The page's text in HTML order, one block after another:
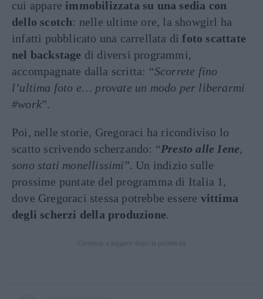
cui appare immobilizzata su una sedia con
dello scotch: nelle ultime ore, la showgirl ha
infatti pubblicato una carrellata difoto scattate
nel backstage di diversi programmi,
accompagnate dalla scritta: “Scorrete fino
l’ultima foto e… provate un modo per liberarmi
#work”.
Poi, nelle storie, Gregoraci ha ricondiviso lo
scatto scrivendo scherzando: “Presto alle Iene,
sono stati monellissimi”. Un indizio sulle
prossime puntate del programma di Italia 1,
dove Gregoraci stessa potrebbe essere vittima
degli scherzi della produzione.